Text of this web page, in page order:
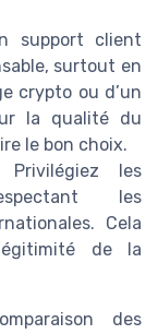
support client
surtout en
crypto ou d’un
la qualité du
le bon choix.
les
les
Cela
de la
des